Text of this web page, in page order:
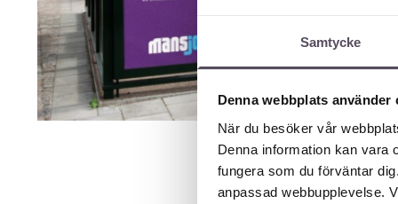
Samtycke
Denna webbplats använder
När du besöker vår
Denna information kan vara
fungera som du förväntar
anpassad webbupplevelse.